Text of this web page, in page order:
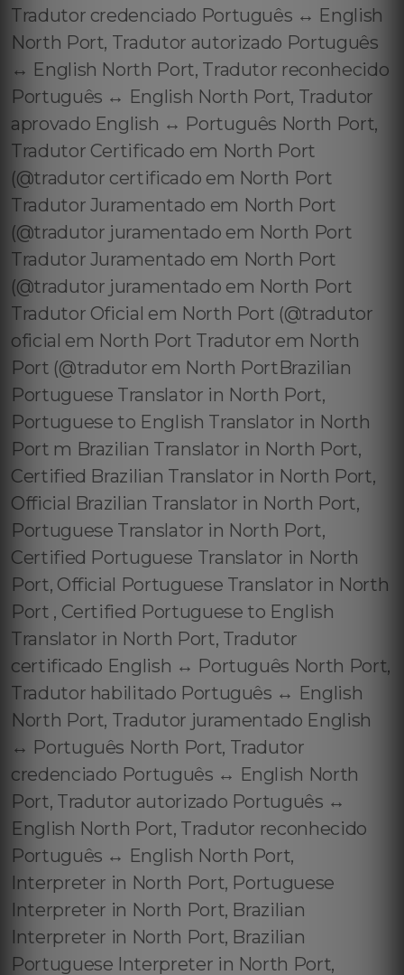
Tradutor credenciado Português ↔️ English
North Port, Tradutor autorizado Português
↔️ English North Port, Tradutor reconhecido
Português ↔️ English North Port, Tradutor
aprovado English ↔️ Português North Port,
Tradutor Certificado em North Port
(@tradutor certificado em North Port
Tradutor Juramentado em North Port
(@tradutor juramentado em North Port
Tradutor Juramentado em North Port
(@tradutor juramentado em North Port
Tradutor Oficial em North Port (@tradutor
oficial em North Port Tradutor em North
Port (@tradutor em North PortBrazilian
Portuguese Translator in North Port,
Portuguese to English Translator in North
Port m Brazilian Translator in North Port,
Certified Brazilian Translator in North Port,
Official Brazilian Translator in North Port,
Portuguese Translator in North Port,
Certified Portuguese Translator in North
Port, Official Portuguese Translator in North
Port , Certified Portuguese to English
Translator in North Port, Tradutor
certificado English ↔️ Português North Port,
Tradutor habilitado Português ↔️ English
North Port, Tradutor juramentado English
↔️ Português North Port, Tradutor
credenciado Português ↔️ English North
Port, Tradutor autorizado Português ↔️
English North Port, Tradutor reconhecido
Português ↔️ English North Port,
Interpreter in North Port, Portuguese
Interpreter in North Port, Brazilian
Interpreter in North Port, Brazilian
Portuguese Interpreter in North Port,